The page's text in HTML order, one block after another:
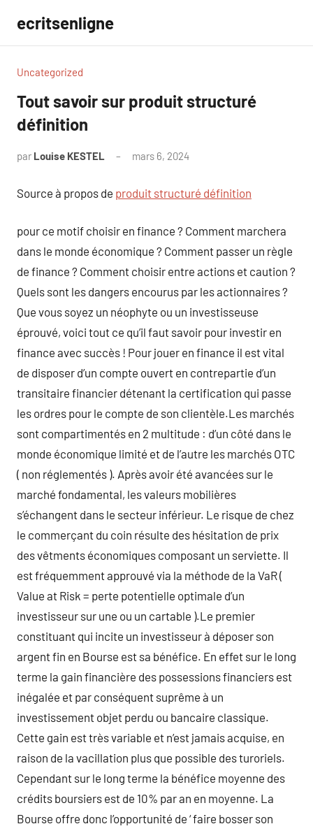
contenu
ecritsenligne
Uncategorized
Tout savoir sur produit structuré
définition
par Louise KESTEL mars 6, 2024
Source à propos de produit structuré définition
pour ce motif choisir en finance ? Comment marchera
dans le monde économique ? Comment passer un règle
de finance ? Comment choisir entre actions et caution ?
Quels sont les dangers encourus par les actionnaires ?
Que vous soyez un néophyte ou un investisseuse
éprouvé, voici tout ce qu’il faut savoir pour investir en
finance avec succès ! Pour jouer en finance il est vital
de disposer d’un compte ouvert en contrepartie d’un
transitaire financier détenant la certification qui passe
les ordres pour le compte de son clientèle.Les marchés
sont compartimentés en 2 multitude : d’un côté dans le
monde économique limité et de l’autre les marchés OTC
( non réglementés ). Après avoir été avancées sur le
marché fondamental, les valeurs mobilières
s’échangent dans le secteur inférieur. Le risque de chez
le commerçant du coin résulte des hésitation de prix
des vêtments économiques composant un serviette. Il
est fréquemment approuvé via la méthode de la VaR (
Value at Risk = perte potentielle optimale d’un
investisseur sur une ou un cartable ).Le premier
constituant qui incite un investisseur à déposer son
argent fin en Bourse est sa bénéfice. En effet sur le long
terme la gain financière des possessions financiers est
inégalée et par conséquent suprême à un
investissement objet perdu ou bancaire classique.
Cette gain est très variable et n’est jamais acquise, en
raison de la vacillation plus que possible des turoriels.
Cependant sur le long terme la bénéfice moyenne des
crédits boursiers est de 10% par an en moyenne. La
Bourse offre donc l’opportunité de ‘ faire bosser son